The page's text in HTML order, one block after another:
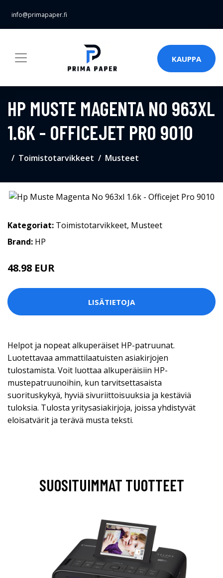
info@primapaper.fi
KAUPPA
HP MUSTE MAGENTA NO 963XL
1.6K - OFFICEJET PRO 9010
Toimistotarvikkeet Musteet
Kategoriat: Toimistotarvikkeet, Musteet
Brand: HP
48.98 EUR
LISÄTIETOJA
Helpot ja nopeat alkuperäiset HP-patruunat.
Luotettavaa ammattilaatuisten asiakirjojen
tulostamista. Voit luottaa alkuperäisiin HP-
mustepatruunoihin, kun tarvitsettasaista
suorituskykyä, hyviä sivuriittoisuuksia ja kestäviä
tuloksia. Tulosta yritysasiakirjoja, joissa yhdistyvät
eloisatvärit ja terävä musta teksti.
SUOSITUIMMAT TUOTTEET